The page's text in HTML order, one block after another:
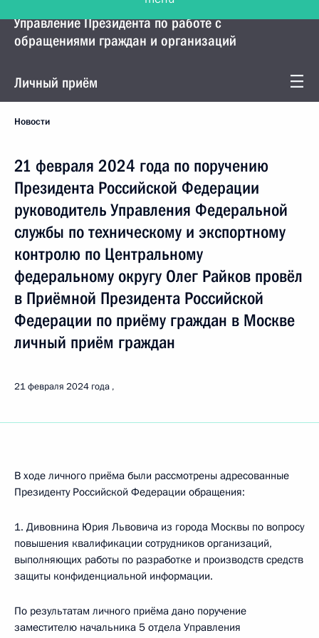
Управление Президента по работе с
обращениями граждан и организаций
Личный приём
Новости
21 февраля 2024 года по поручению
Президента Российской Федерации
руководитель Управления Федеральной
службы по техническому и экспортному
контролю по Центральному
федеральному округу Олег Райков провёл
в Приёмной Президента Российской
Федерации по приёму граждан в Москве
личный приём граждан
21 февраля 2024 года
В ходе личного приёма были рассмотрены адресованные
Президенту Российской Федерации обращения:
1. Дивовнина Юрия Львовича из города Москвы по вопросу
повышения квалификации сотрудников организаций,
выполняющих работы по разработке и производств средств
защиты конфиденциальной информации.
По результатам личного приёма дано поручение
заместителю начальника 5 отдела Управления